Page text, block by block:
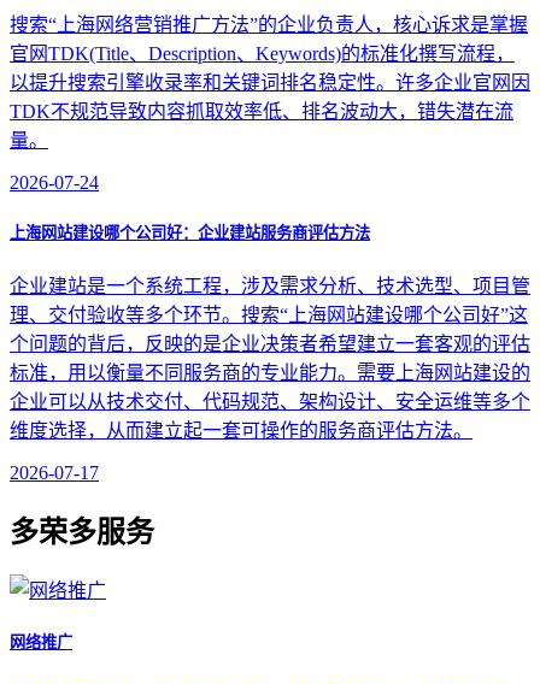
搜索“上海网络营销推广方法”的企业负责人，核心诉求是掌握
官网TDK(Title、Description、Keywords)的标准化撰写流程，
以提升搜索引擎收录率和关键词排名稳定性。许多企业官网因
TDK不规范导致内容抓取效率低、排名波动大，错失潜在流
量。
2026-07-24
上海网站建设哪个公司好：企业建站服务商评估方法
企业建站是一个系统工程，涉及需求分析、技术选型、项目管
理、交付验收等多个环节。搜索“上海网站建设哪个公司好”这
个问题的背后，反映的是企业决策者希望建立一套客观的评估
标准，用以衡量不同服务商的专业能力。需要上海网站建设的
企业可以从技术交付、代码规范、架构设计、安全运维等多个
维度选择，从而建立起一套可操作的服务商评估方法。
2026-07-17
多荣多服务
网络推广